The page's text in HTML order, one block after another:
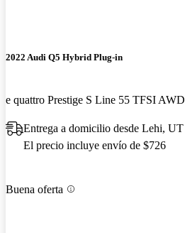
2022 Audi Q5 Hybrid Plug-in
e quattro Prestige S Line 55 TFSI AWD
Entrega a domicilio desde Lehi, UT
El precio incluye envío de $726
Buena oferta